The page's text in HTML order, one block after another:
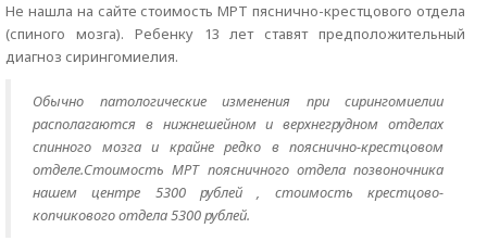
Не нашла на сайте стоимость МРТ пяснично-крестцового отдела
(спиного мозга). Ребенку 13 лет ставят предположительный
диагноз сирингомиелия.
Обычно патологические изменения при сирингомиелии
располагаются в нижнешейном и верхнегрудном отделах
спинного мозга и крайне редко в пояснично-крестцовом
отделе.Стоимость МРТ поясничного отдела позвоночника
нашем центре 5300 рублей , стоимость крестцово-
копчикового отдела 5300 рублей.